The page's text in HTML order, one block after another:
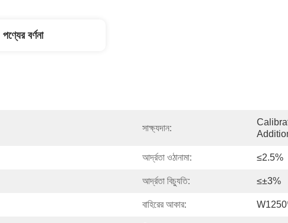
পণ্যের বর্ণনা
সাক্ষ্যদান:
আর্দ্রতা ওঠানামা: ≤2.5%
আর্দ্রতা বিচ্যুতি: ≤±3%
বাহিরের আকার: